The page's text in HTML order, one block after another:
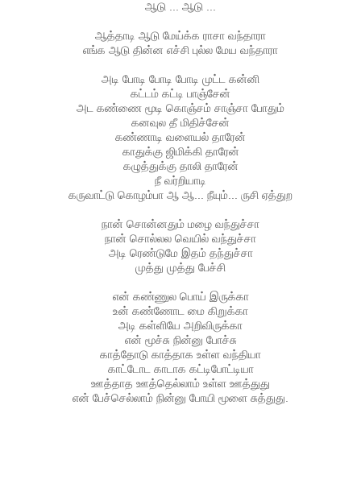
ஆடு ... ஆடு ...
ஆத்தாடி ஆடு மேய்க்க ராசா வந்தாரா
எங்க ஆடு தின்ன எச்சி புல்ல மேய வந்தாரா
அடி போடி போடி போடி முட்ட கன்னி
கட்டம் கட்டி பாஞ்சேன்
அட கண்ணை மூடி கொஞ்சம் சாஞ்சா போதும்
கனவுல தீ மிதிச்சேன்
கண்ணாடி வளையல் தாரேன்
காதுக்கு ஜிமிக்கி தாரேன்
கழுத்துக்கு தாலி தாரேன்
நீ வர்றியாடி
கருவாட்டு கொழம்பா ஆ ஆ... நீயும்... ருசி ஏத்துற
நான் சொன்னதும் மழை வந்துச்சா
நான் சொல்லல வெயில் வந்துச்சா
அடி ரெண்டுமே இதம் தந்துச்சா
முத்து முத்து பேச்சி
என் கண்ணுல பொய் இருக்கா
உன் கண்ணோட மை கிறுக்கா
அடி கள்ளியே அறிவிருக்கா
என் மூச்சு நின்னு போச்சு
காத்தோடு காத்தாக உள்ள வந்தியா
காட்டோட காடாக கட்டிபோட்டியா
ஊத்தாத ஊத்தெல்லாம் உள்ள ஊத்துது
என் பேச்செல்லாம் நின்னு போயி மூளை சுத்துது.